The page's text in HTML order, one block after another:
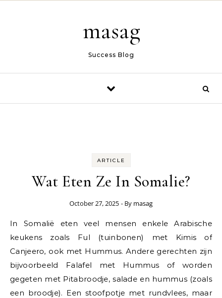
masag
Success Blog
ARTICLE
Wat Eten Ze In Somalie?
October 27, 2025 - By masag
In Somalië eten veel mensen enkele Arabische
keukens zoals Ful (tuinbonen) met Kimis of
Canjeero, ook met Hummus. Andere gerechten zijn
bijvoorbeeld Falafel met Hummus of worden
gegeten met Pitabroodje, salade en hummus (zoals
een broodje). Een stoofpotje met rundvlees, maar